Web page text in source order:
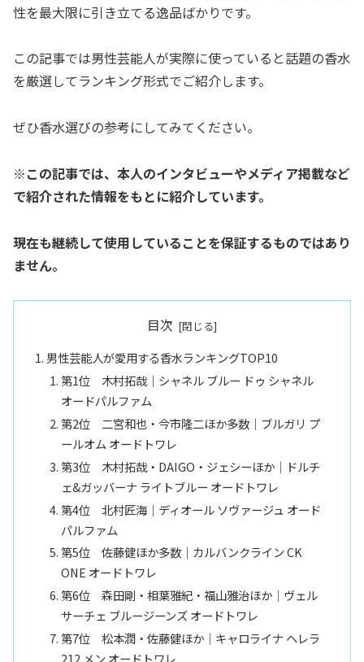
性を最大限に引き立てる逸品ばかりです。
この記事では男性芸能人が実際に使っていると話題の香水
を厳選してランキング形式でご紹介します。
ぜひ香水選びの参考にしてみてください。
※この記事では、本人のインタビューやメディア掲載など
で紹介された情報をもとに紹介しています。
現在も継続して使用していることを保証するものではあり
ません。
目次
男性芸能人が愛用する香水ランキングTOP10
第1位 木村拓哉｜シャネル ブルー ドゥ シャネル
オードパルファム
第2位 二宮和也・今市隆二ほか多数｜ブルガリ プ
ールオム オードトワレ
第3位 木村拓哉・DAIGO・ジェシーほか｜ドルチ
ェ&ガッバーナ ライトブルー オードトワレ
第4位 北村匠海｜ディオール ソヴァージュ オード
パルファム
第5位 佐藤健ほか多数｜カルバンクライン CK
ONE オードトワレ
第6位 森田剛・相葉雅紀・福山雅治ほか｜ヴェル
サーチェ ブルージーンズ オードトワレ
第7位 松本潤・佐藤健ほか｜キャロライナ ヘレラ
212 メン オードトワレ